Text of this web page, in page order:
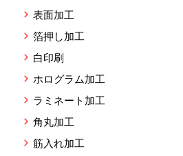
表面加工
箔押し加工
白印刷
ホログラム加工
ラミネート加工
角丸加工
筋入れ加工